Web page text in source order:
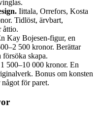
Iittala, Orrefors, Kosta
Tidlöst, ärvbart,
åttio.
Kay Bojesen-figur, en
500 kronor. Berättar
skapa.
1 500–10 000 kronor. En
Bonus om konsten
för paret.